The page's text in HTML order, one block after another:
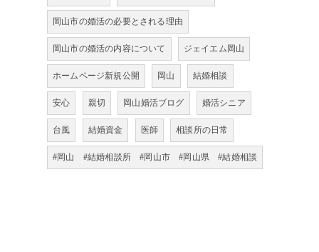
岡山市の婚活の必要とされる理由
岡山市の婚活の内容について ジェイエム岡山
ホームページ新規公開 岡山 結婚相談
安心 親切 岡山婚活ブログ 婚活シニア
台風 結婚資金 医師 相談所の日常
#岡山 #結婚相談所 #岡山市 #岡山県 #結婚相談